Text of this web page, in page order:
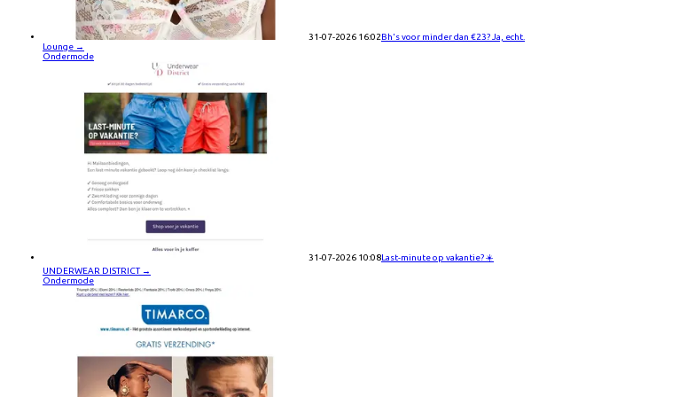
31-07-2026 16:02Bh's voor minder dan €23? Ja, echt.
Lounge →
Ondermode
31-07-2026 10:08Last-minute op vakantie? ☀️
UNDERWEAR DISTRICT →
Ondermode